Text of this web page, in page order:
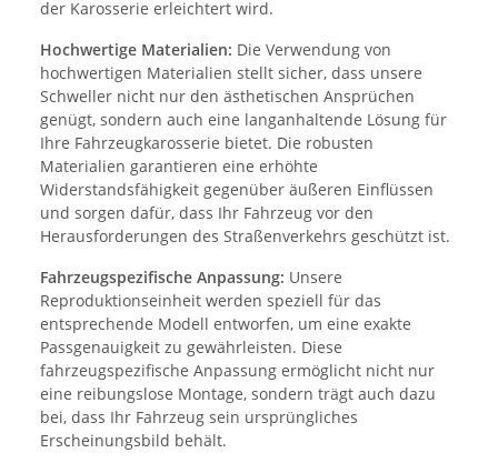
der Karosserie erleichtert wird.
Hochwertige Materialien: Die Verwendung von
hochwertigen Materialien stellt sicher, dass unsere
Schweller nicht nur den ästhetischen Ansprüchen
genügt, sondern auch eine langanhaltende Lösung für
Ihre Fahrzeugkarosserie bietet. Die robusten
Materialien garantieren eine erhöhte
Widerstandsfähigkeit gegenüber äußeren Einflüssen
und sorgen dafür, dass Ihr Fahrzeug vor den
Herausforderungen des Straßenverkehrs geschützt ist.
Fahrzeugspezifische Anpassung: Unsere
Reproduktionseinheit werden speziell für das
entsprechende Modell entworfen, um eine exakte
Passgenauigkeit zu gewährleisten. Diese
fahrzeugspezifische Anpassung ermöglicht nicht nur
eine reibungslose Montage, sondern trägt auch dazu
bei, dass Ihr Fahrzeug sein ursprüngliches
Erscheinungsbild behält.